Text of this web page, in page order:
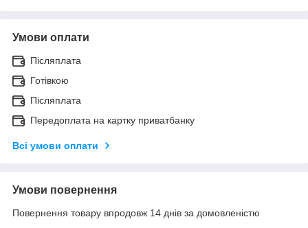
Умови оплати
Післяплата
Готівкою
Післяплата
Передоплата на картку приватбанку
Всі умови оплати
Умови повернення
Повернення товару впродовж 14 днів за домовленістю